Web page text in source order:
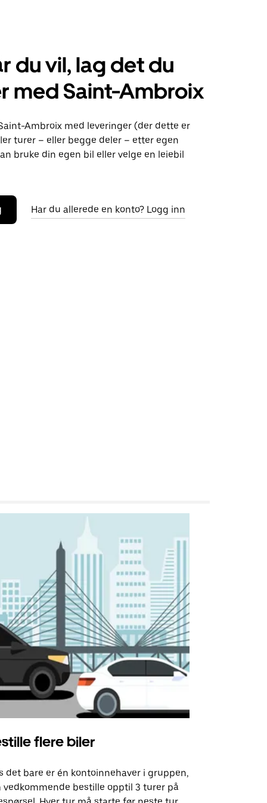
du vil, lag det du
med Saint-Ambroix
Ambroix med leveringer (der dette er
turer – eller begge deler – etter egen
bruke din egen bil eller velge en leiebil
Har du allerede en konto? Logg inn
flere biler
det bare er én kontoinnehaver i gruppen,
vedkommende bestille opptil 3 turer på